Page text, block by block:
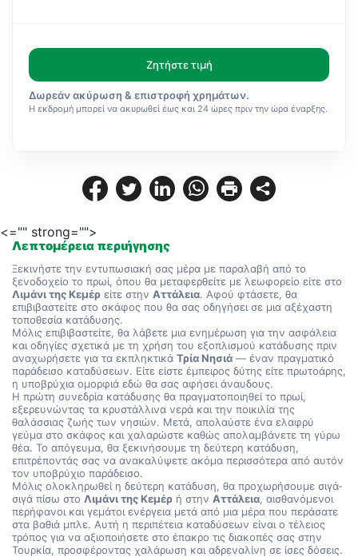
Λεπτομέρεια περιήγησης
Ξεκινήστε την εντυπωσιακή σας μέρα με παραλαβή από το
Λιμάνι της Κεμέρ είτε στην Αττάλεια. Αφού φτάσετε, θα
επιβιβαστείτε στο σκάφος που θα σας οδηγήσει σε μια αξέχαστη
τοποθεσία κατάδυσης.
Μόλις επιβιβαστείτε, θα λάβετε μια ενημέρωση για την ασφάλεια
και οδηγίες σχετικά με τη χρήση του εξοπλισμού κατάδυσης πριν
αναχωρήσετε για τα εκπληκτικά Τρία Νησιά — έναν πραγματικό
παράδεισο καταδύσεων. Είτε είστε έμπειρος δύτης είτε πρωτοάρης,
η υποβρύχια ομορφιά εδώ θα σας αφήσει άναυδους.
Η πρώτη συνεδρία κατάδυσης θα πραγματοποιηθεί το πρωί,
εξερευνώντας τα κρυστάλλινα νερά και την ποικιλία της
θαλάσσιας ζωής των νησιών. Μετά, απολαύστε ένα ελαφρύ
γεύμα στο σκάφος και χαλαρώστε καθώς απολαμβάνετε τη γύρω
θέα. Το απόγευμα, θα ξεκινήσουμε τη δεύτερη κατάδυση,
επιτρέποντάς σας να ανακαλύψετε ακόμα περισσότερα από αυτόν
τον υποβρύχιο παράδεισο.
Μόλις ολοκληρωθεί η δεύτερη κατάδυση, θα προχωρήσουμε σιγά-
σιγά πίσω στο Λιμάνι της Κεμέρ ή στην Αττάλεια, αισθανόμενοι
περήφανοι και γεμάτοι ενέργεια μετά από μια μέρα που περάσατε
στα βαθιά μπλε. Αυτή η περιπέτεια καταδύσεων είναι ο τέλειος
τρόπος για να αξιοποιήσετε στο έπακρο τις διακοπές σας στην
Τουρκία, προσφέροντας χαλάρωση και αδρεναλίνη σε ίσες δόσεις.
<="" strong="">
Ζητήστε τιμή
Δωρεάν ακύρωση & επιστροφή χρημάτων.
Η εκδρομή μπορεί να ακυρωθεί έως και 24 ώρες πριν την ώρα έναρξης.